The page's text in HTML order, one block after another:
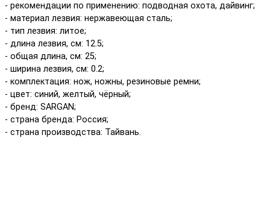
- рекомендации по применению: подводная охота, дайвинг;
- материал лезвия: нержавеющая сталь;
- тип лезвия: литое;
- длина лезвия, см: 12.5;
- общая длина, см: 25;
- ширина лезвия, см: 0.2;
- комплектация: нож, ножны, резиновые ремни;
- цвет: синий, желтый, чёрный;
- бренд: SARGAN;
- страна бренда: Россия;
- страна производства: Тайвань.